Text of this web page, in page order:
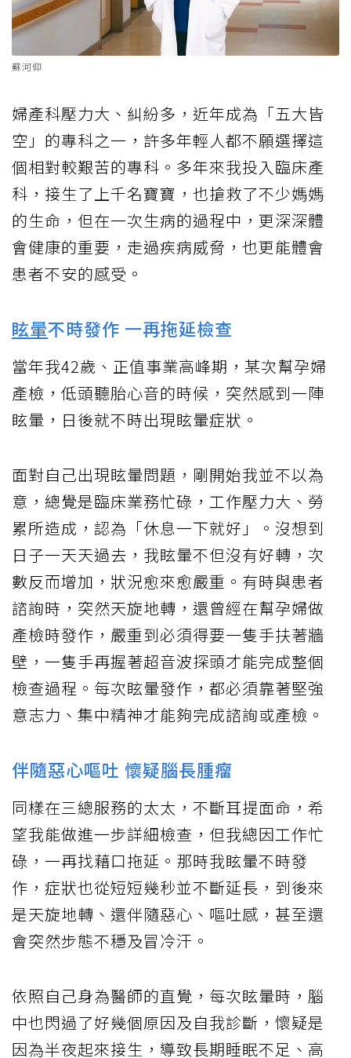
蘇河仰
婦產科壓力大、糾紛多，近年成為「五大皆
空」的專科之一，許多年輕人都不願選擇這
個相對較艱苦的專科。多年來我投入臨床產
科，接生了上千名寶寶，也搶救了不少媽媽
的生命，但在一次生病的過程中，更深深體
會健康的重要，走過疾病威脅，也更能體會
患者不安的感受。
眩暈不時發作 一再拖延檢查
當年我42歲、正值事業高峰期，某次幫孕婦
產檢，低頭聽胎心音的時候，突然感到一陣
眩暈，日後就不時出現眩暈症狀。
面對自己出現眩暈問題，剛開始我並不以為
意，總覺是臨床業務忙碌，工作壓力大、勞
累所造成，認為「休息一下就好」。沒想到
日子一天天過去，我眩暈不但沒有好轉，次
數反而增加，狀況愈來愈嚴重。有時與患者
諮詢時，突然天旋地轉，還曾經在幫孕婦做
產檢時發作，嚴重到必須得要一隻手扶著牆
壁，一隻手再握著超音波探頭才能完成整個
檢查過程。每次眩暈發作，都必須靠著堅強
意志力、集中精神才能夠完成諮詢或產檢。
伴隨惡心嘔吐 懷疑腦長腫瘤
同樣在三總服務的太太，不斷耳提面命，希
望我能做進一步詳細檢查，但我總因工作忙
碌，一再找藉口拖延。那時我眩暈不時發
作，症狀也從短短幾秒並不斷延長，到後來
是天旋地轉、還伴隨惡心、嘔吐感，甚至還
會突然步態不穩及冒冷汗。
依照自己身為醫師的直覺，每次眩暈時，腦
中也閃過了好幾個原因及自我診斷，懷疑是
因為半夜起來接生，導致長期睡眠不足、高